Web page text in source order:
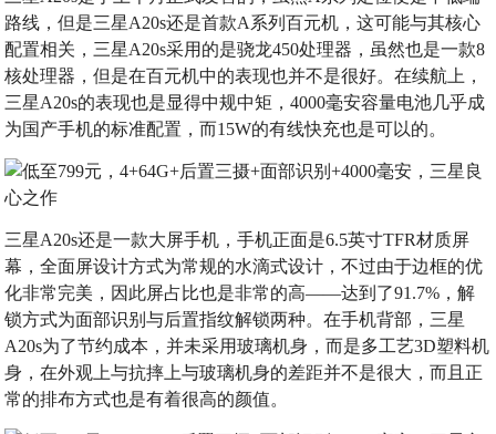
路线，但是三星A20s还是首款A系列百元机，这可能与其核心
配置相关，三星A20s采用的是骁龙450处理器，虽然也是一款8
核处理器，但是在百元机中的表现也并不是很好。在续航上，
三星A20s的表现也是显得中规中矩，4000毫安容量电池几乎成
为国产手机的标准配置，而15W的有线快充也是可以的。
三星A20s还是一款大屏手机，手机正面是6.5英寸TFR材质屏
幕，全面屏设计方式为常规的水滴式设计，不过由于边框的优
化非常完美，因此屏占比也是非常的高——达到了91.7%，解
锁方式为面部识别与后置指纹解锁两种。在手机背部，三星
A20s为了节约成本，并未采用玻璃机身，而是多工艺3D塑料机
身，在外观上与抗摔上与玻璃机身的差距并不是很大，而且正
常的排布方式也是有着很高的颜值。